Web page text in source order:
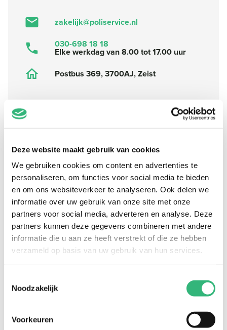
Deze website maakt gebruik van cookies
We gebruiken cookies om content en advertenties te
personaliseren, om functies voor social media te bieden
en om ons websiteverkeer te analyseren. Ook delen we
informatie over uw gebruik van onze site met onze
partners voor social media, adverteren en analyse. Deze
partners kunnen deze gegevens combineren met andere
informatie die u aan ze heeft verstrekt of die ze hebben
verzameld op basis van uw gebruik van hun services.
Noodzakelijk
Voorkeuren
zakelijk@poliservice.nl
030-698 18 18
Elke werkdag van 8.00 tot 17.00 uur
Postbus 369, 3700AJ, Zeist
Telefoonnummer*
Klanttype *
Postcode
Huisnummer*
Polisnummer
Stel hier je vraag...